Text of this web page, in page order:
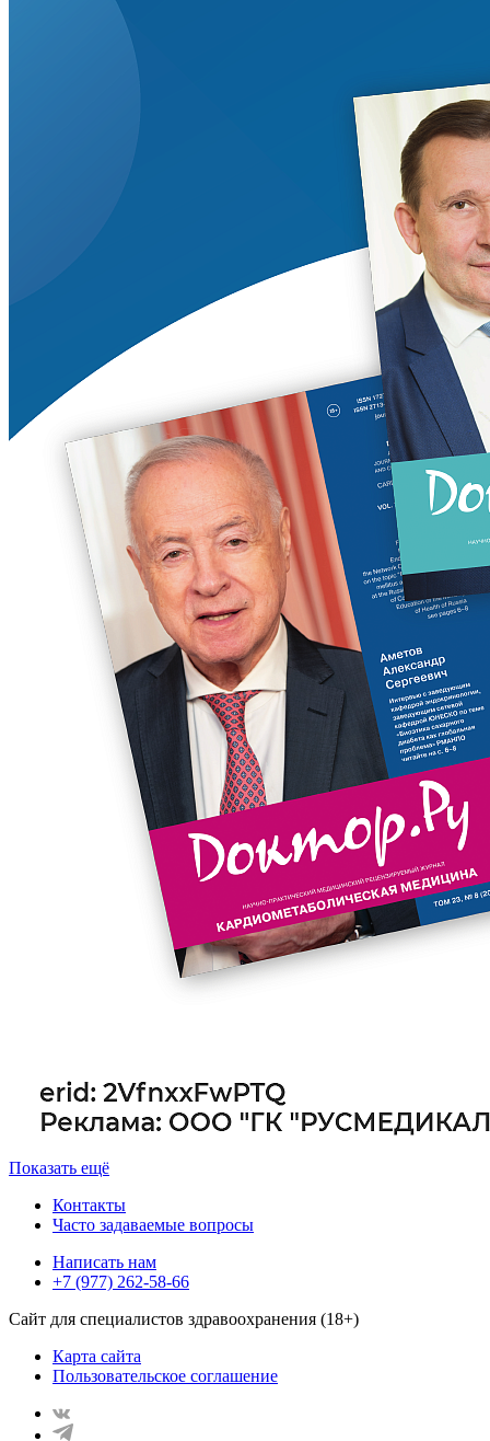
Показать ещё
Контакты
Часто задаваемые вопросы
Написать нам
+7 (977) 262-58-66
Сайт для специалистов здравоохранения (18+)
Карта сайта
Пользовательское соглашение